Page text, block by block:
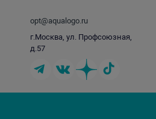
opt@aqualogo.ru
г.Москва, ул. Профсоюзная,
д.57